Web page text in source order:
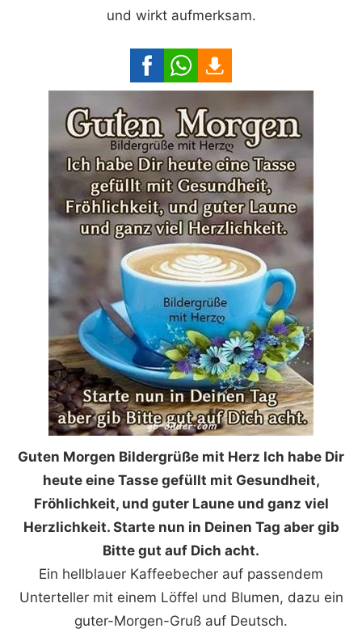
und wirkt aufmerksam.
Guten Morgen Bildergrüße mit Herz Ich habe Dir
heute eine Tasse gefüllt mit Gesundheit,
Fröhlichkeit, und guter Laune und ganz viel
Herzlichkeit. Starte nun in Deinen Tag aber gib
Bitte gut auf Dich acht.
Ein hellblauer Kaffeebecher auf passendem
Unterteller mit einem Löffel und Blumen, dazu ein
guter-Morgen-Gruß auf Deutsch.